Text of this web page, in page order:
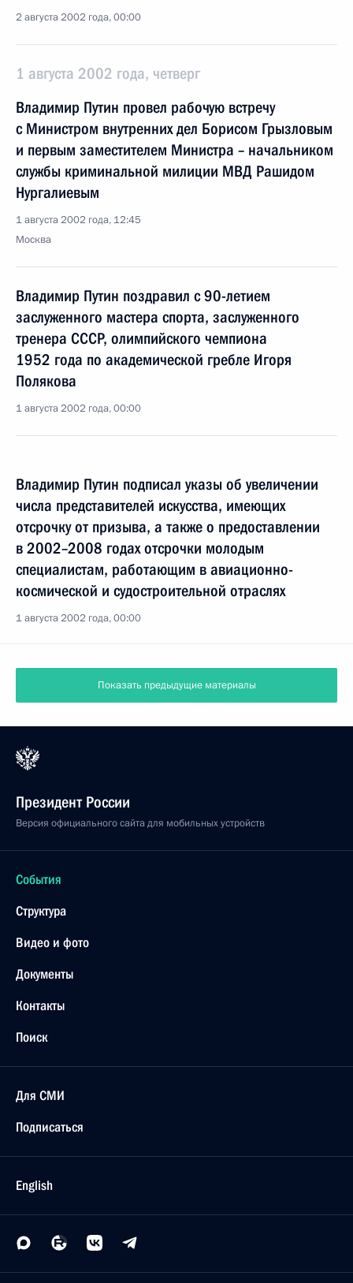
2 августа 2002 года, 00:00
1 августа 2002 года, четверг
Владимир Путин провел рабочую встречу
с Министром внутренних дел Борисом Грызловым
и первым заместителем Министра – начальником
службы криминальной милиции МВД Рашидом
Нургалиевым
1 августа 2002 года, 12:45
Москва
Владимир Путин поздравил с 90-летием
заслуженного мастера спорта, заслуженного
тренера СССР, олимпийского чемпиона
1952 года по академической гребле Игоря
Полякова
1 августа 2002 года, 00:00
Владимир Путин подписал указы об увеличении
числа представителей искусства, имеющих
отсрочку от призыва, а также о предоставлении
в 2002–2008 годах отсрочки молодым
специалистам, работающим в авиационно-
космической и судостроительной отраслях
1 августа 2002 года, 00:00
Показать предыдущие материалы
Президент России
Версия официального сайта для мобильных устройств
События
Структура
Видео и фото
Документы
Контакты
Поиск
Для СМИ
Подписаться
English